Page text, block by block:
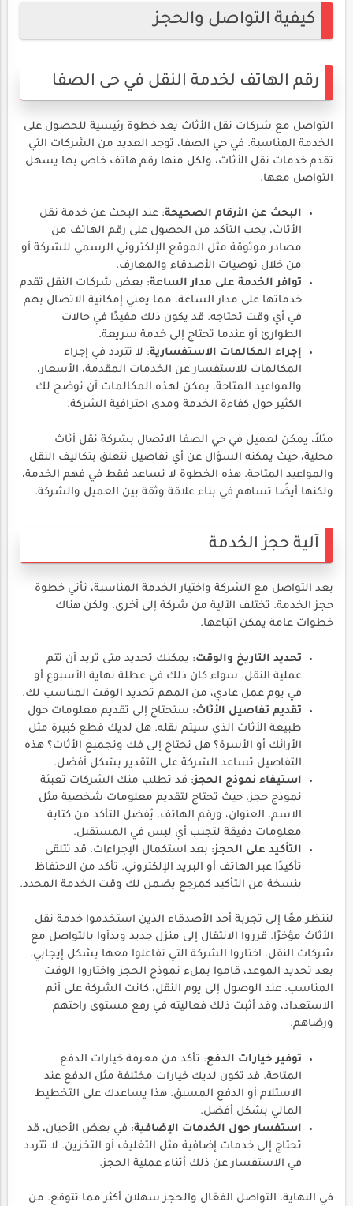
كيفية التواصل والحجز
رقم الهاتف لخدمة النقل في حى الصفا
التواصل مع شركات نقل الأثاث يعد خطوة رئيسية للحصول على
الخدمة المناسبة. في حي الصفا، توجد العديد من الشركات التي
تقدم خدمات نقل الأثاث، ولكل منها رقم هاتف خاص بها يسهل
التواصل معها.
البحث عن الأرقام الصحيحة: عند البحث عن خدمة نقل
الأثاث، يجب التأكد من الحصول على رقم الهاتف من
مصادر موثوقة مثل الموقع الإلكتروني الرسمي للشركة أو
من خلال توصيات الأصدقاء والمعارف.
توافر الخدمة على مدار الساعة: بعض شركات النقل تقدم
خدماتها على مدار الساعة، مما يعني إمكانية الاتصال بهم
في أي وقت تحتاجه. قد يكون ذلك مفيدًا في حالات
الطوارئ أو عندما تحتاج إلى خدمة سريعة.
إجراء المكالمات الاستفسارية: لا تتردد في إجراء
المكالمات للاستفسار عن الخدمات المقدمة، الأسعار،
والمواعيد المتاحة. يمكن لهذه المكالمات أن توضح لك
الكثير حول كفاءة الخدمة ومدى احترافية الشركة.
مثلاً، يمكن لعميل في حي الصفا الاتصال بشركة نقل أثاث
محلية، حيث يمكنه السؤال عن أي تفاصيل تتعلق بتكاليف النقل
والمواعيد المتاحة. هذه الخطوة لا تساعد فقط في فهم الخدمة،
ولكنها أيضًا تساهم في بناء علاقة وثقة بين العميل والشركة.
آلية حجز الخدمة
بعد التواصل مع الشركة واختيار الخدمة المناسبة، تأتي خطوة
حجز الخدمة. تختلف الآلية من شركة إلى أخرى، ولكن هناك
خطوات عامة يمكن اتباعها.
تحديد التاريخ والوقت: يمكنك تحديد متى تريد أن تتم
عملية النقل. سواء كان ذلك في عطلة نهاية الأسبوع أو
في يوم عمل عادي، من المهم تحديد الوقت المناسب لك.
تقديم تفاصيل الأثاث: ستحتاج إلى تقديم معلومات حول
طبيعة الأثاث الذي سيتم نقله. هل لديك قطع كبيرة مثل
الأرائك أو الأسرة؟ هل تحتاج إلى فك وتجميع الأثاث؟ هذه
التفاصيل تساعد الشركة على التقدير بشكل أفضل.
استيفاء نموذج الحجز: قد تطلب منك الشركات تعبئة
نموذج حجز، حيث تحتاج لتقديم معلومات شخصية مثل
الاسم، العنوان، ورقم الهاتف. يُفضل التأكد من كتابة
معلومات دقيقة لتجنب أي لبس في المستقبل.
التأكيد على الحجز: بعد استكمال الإجراءات، قد تتلقى
تأكيدًا عبر الهاتف أو البريد الإلكتروني. تأكد من الاحتفاظ
بنسخة من التأكيد كمرجع يضمن لك وقت الخدمة المحدد.
لننظر معًا إلى تجربة أحد الأصدقاء الذين استخدموا خدمة نقل
الأثاث مؤخرًا. قرروا الانتقال إلى منزل جديد وبدأوا بالتواصل مع
شركات النقل. اختاروا الشركة التي تفاعلوا معها بشكل إيجابي.
بعد تحديد الموعد، قاموا بملء نموذج الحجز واختاروا الوقت
المناسب. عند الوصول إلى يوم النقل، كانت الشركة على أتم
الاستعداد، وقد أثبت ذلك فعاليته في رفع مستوى راحتهم
ورضاهم.
توفير خيارات الدفع: تأكد من معرفة خيارات الدفع
المتاحة. قد تكون لديك خيارات مختلفة مثل الدفع عند
الاستلام أو الدفع المسبق. هذا يساعدك على التخطيط
المالي بشكل أفضل.
استفسار حول الخدمات الإضافية: في بعض الأحيان، قد
تحتاج إلى خدمات إضافية مثل التغليف أو التخزين. لا تتردد
في الاستفسار عن ذلك أثناء عملية الحجز.
في النهاية، التواصل الفعّال والحجز سهلان أكثر مما تتوقع. من